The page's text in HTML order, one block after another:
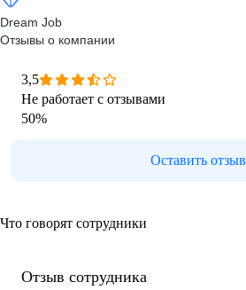
Dream Job
Отзывы о компании
3,5
Не работает с отзывами
50%
Оставить отзыв
Что говорят сотрудники
Отзыв сотрудника